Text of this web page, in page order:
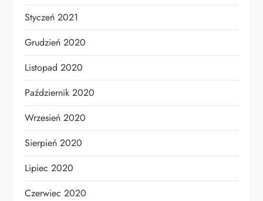
Styczeń 2021
Grudzień 2020
Listopad 2020
Październik 2020
Wrzesień 2020
Sierpień 2020
Lipiec 2020
Czerwiec 2020